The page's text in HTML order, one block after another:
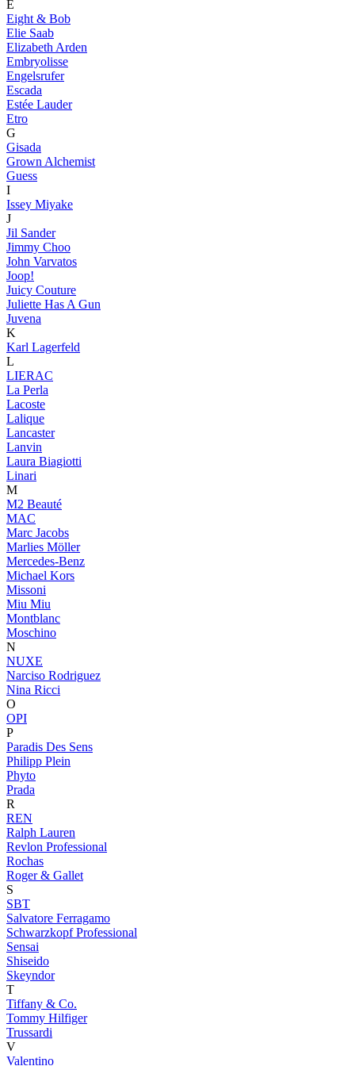
E
Eight & Bob
Elie Saab
Elizabeth Arden
Embryolisse
Engelsrufer
Escada
Estée Lauder
Etro
G
Gisada
Grown Alchemist
Guess
I
Issey Miyake
J
Jil Sander
Jimmy Choo
John Varvatos
Joop!
Juicy Couture
Juliette Has A Gun
Juvena
K
Karl Lagerfeld
L
LIERAC
La Perla
Lacoste
Lalique
Lancaster
Lanvin
Laura Biagiotti
Linari
M
M2 Beauté
MAC
Marc Jacobs
Marlies Möller
Mercedes-Benz
Michael Kors
Missoni
Miu Miu
Montblanc
Moschino
N
NUXE
Narciso Rodriguez
Nina Ricci
O
OPI
P
Paradis Des Sens
Philipp Plein
Phyto
Prada
R
REN
Ralph Lauren
Revlon Professional
Rochas
Roger & Gallet
S
SBT
Salvatore Ferragamo
Schwarzkopf Professional
Sensai
Shiseido
Skeyndor
T
Tiffany & Co.
Tommy Hilfiger
Trussardi
V
Valentino